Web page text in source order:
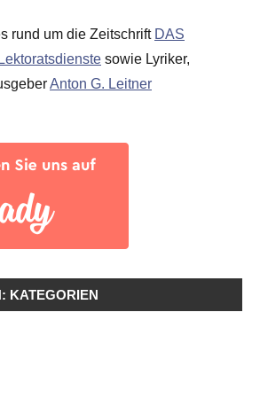
rund um die Zeitschrift DAS
Lektoratsdienste sowie Lyriker,
Anton G. Leitner
KATEGORIEN